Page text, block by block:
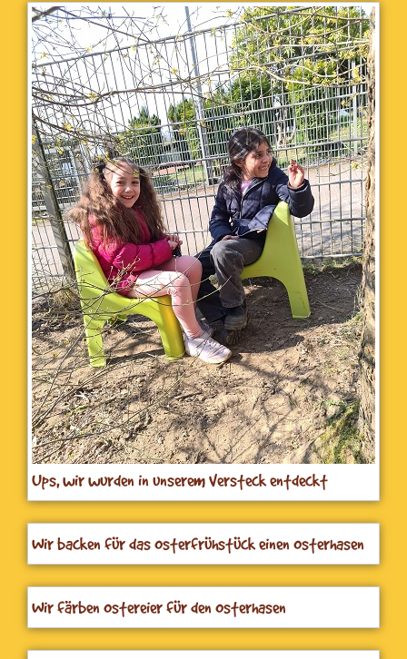
Ups, wir wurden in unserem Versteck entdeckt
Wir backen für das Osterfrühstück einen Osterhasen
aus Quarkölteig
Wir färben Ostereier für den Osterhasen